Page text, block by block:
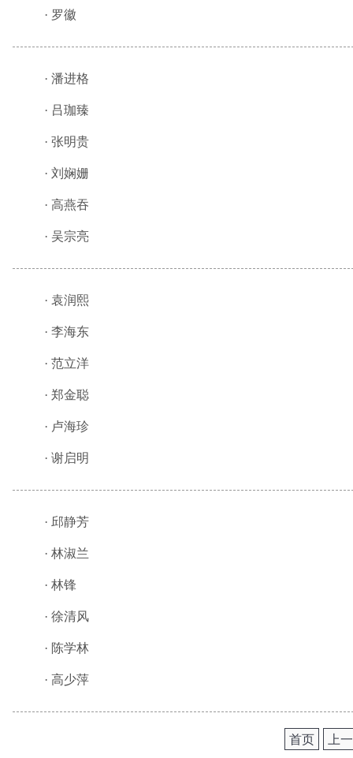
· 罗徽
· 潘进格
· 吕珈臻
· 张明贵
· 刘娴姗
· 高燕吞
· 吴宗亮
· 袁润熙
· 李海东
· 范立洋
· 郑金聪
· 卢海珍
· 谢启明
· 邱静芳
· 林淑兰
· 林锋
· 徐清风
· 陈学林
· 高少萍
首页 上